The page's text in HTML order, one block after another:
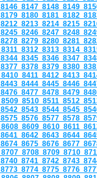
8146 8147 8148 8149
8179 8180 8181 8182
8212 8213 8214 8215
8245 8246 8247 8248
8278 8279 8280 8281
8311 8312 8313 8314
8344 8345 8346 8347
8377 8378 8379 8380
8410 8411 8412 8413
8443 8444 8445 8446
8476 8477 8478 8479
8509 8510 8511 8512
8542 8543 8544 8545
8575 8576 8577 8578
8608 8609 8610 8611
8641 8642 8643 8644
8674 8675 8676 8677
8707 8708 8709 8710
8740 8741 8742 8743
8773 8774 8775 8776